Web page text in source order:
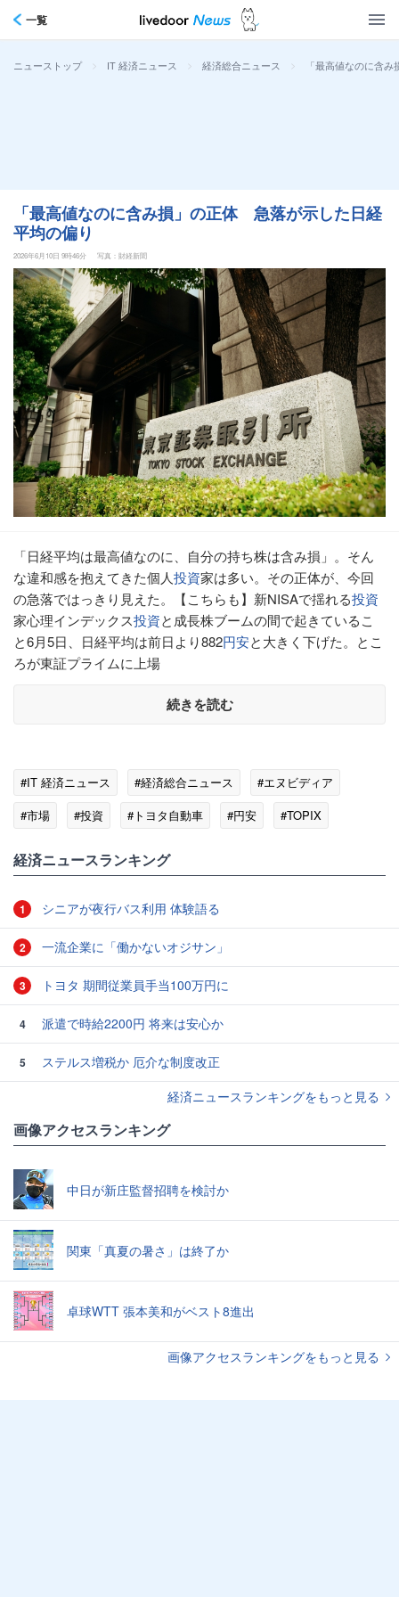
一覧
ニューストップ > IT 経済ニュース > 経済総合ニュース > 「最高値なのに含
「最高値なのに含み損」の正体 急落が示した日経
平均の偏り
2026年6月10日 9時46分 写真：財経新聞
「日経平均は最高値なのに、自分の持ち株は含み損」。そん
な違和感を抱えてきた個人投資家は多い。その正体が、今回
の急落ではっきり見えた。【こちらも】新NISAで揺れる投資
家心理インデックス投資と成長株ブームの間で起きているこ
と6月5日、日経平均は前日より882円安と大きく下げた。とこ
ろが東証プライムに上場
続きを読む
#IT 経済ニュース #経済総合ニュース
#エヌビディア
#市場
#投資 #トヨタ自動車 #円安
#TOPIX
経済ニュースランキング
1 シニアが夜行バス利用 体験語る
2 一流企業に「働かないオジサン」
3 トヨタ 期間従業員手当100万円に
4 派遣で時給2200円 将来は安心か
5
ステルス増税か 厄介な制度改正
経済ニュースランキングをもっと見る
画像アクセスランキング
中日が新庄監督招聘を検討か
関東「真夏の暑さ」は終了か
卓球WTT 張本美和がベスト8進出
画像アクセスランキングをもっと見る